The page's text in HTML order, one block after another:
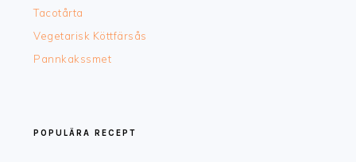
Tacotårta
Vegetarisk Köttfärsås
Pannkakssmet
POPULÄRA RECEPT